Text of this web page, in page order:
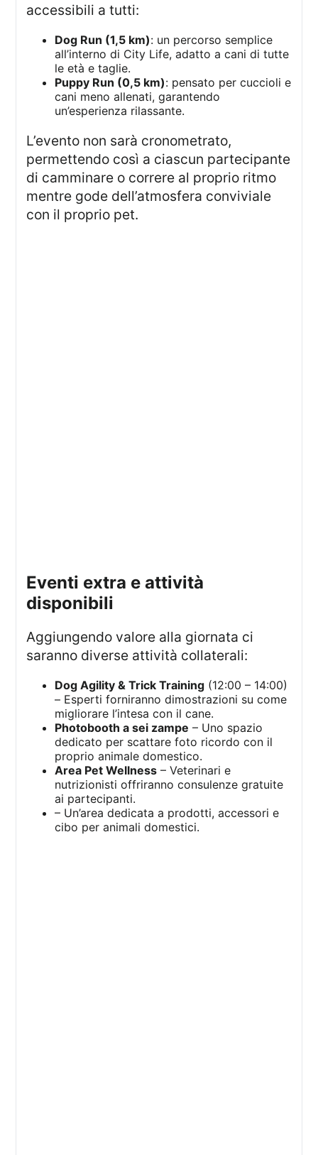
accessibili a tutti:
Dog Run (1,5 km): un percorso semplice
all’interno di City Life, adatto a cani di tutte
le età e taglie.
Puppy Run (0,5 km): pensato per cuccioli e
cani meno allenati, garantendo
un’esperienza rilassante.
L’evento non sarà cronometrato,
permettendo così a ciascun partecipante
di camminare o correre al proprio ritmo
mentre gode dell’atmosfera conviviale
con il proprio pet.
eventi extra e attività
disponibili
Aggiungendo valore alla giornata ci
saranno diverse attività collaterali:
Dog Agility & Trick Training (12:00 – 14:00)
– Esperti forniranno dimostrazioni su come
migliorare l’intesa con il cane.
Photobooth a sei zampe – Uno spazio
dedicato per scattare foto ricordo con il
proprio animale domestico.
Area Pet Wellness – Veterinari e
nutrizionisti offriranno consulenze gratuite
ai partecipanti.
– Un’area dedicata a prodotti, accessori e
cibo per animali domestici.